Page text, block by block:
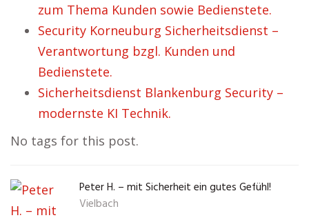
zum Thema Kunden sowie Bedienstete.
Security Korneuburg Sicherheitsdienst –
Verantwortung bzgl. Kunden und
Bedienstete.
Sicherheitsdienst Blankenburg Security –
modernste KI Technik.
No tags for this post.
Peter H. – mit Sicherheit ein gutes Gefühl!
Vielbach